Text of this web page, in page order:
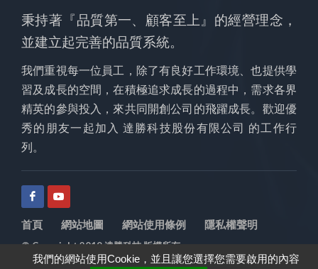
秉持著『品質第一、顧客至上』的經營理念，
並建立起完善的品質系統。
我們重視每一位員工，除了有良好工作環境、也提供學
習及成長的空間，在積極追求成長的過程中，需求各界
精英的參與投入，來共同開創公司的飛躍成長。歡迎優
秀的朋友一起加入 達勝科技股份有限公司 的工作行
列。
首頁 網站地圖 網站使用條例 隱私權聲明
© Copyright 2019 達勝科技 版權所有
我們的網站使用Cookie，並且讓您選擇您需要啟用的內容